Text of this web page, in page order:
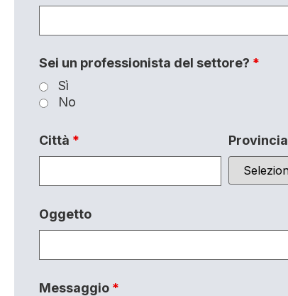
Sei un professionista del settore? *
Sì
No
Città * Provincia
Oggetto
Messaggio *